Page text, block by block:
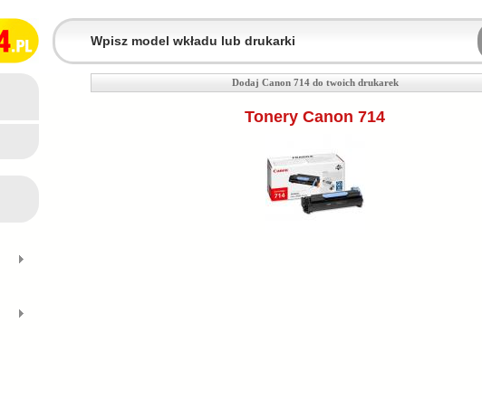
Dodaj Canon 714 do twoich drukarek
Tonery Canon 714